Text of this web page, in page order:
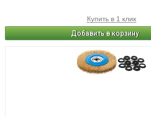
Купить в 1 клик
Добавить в корзину